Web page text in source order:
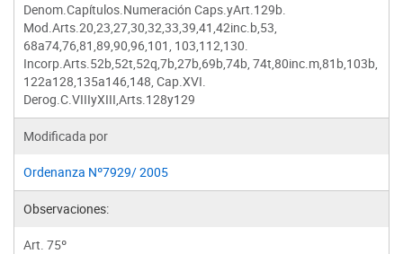
Denom.Capítulos.Numeración Caps.yArt.129b.
Mod.Arts.20,23,27,30,32,33,39,41,42inc.b,53,
68a74,76,81,89,90,96,101, 103,112,130.
Incorp.Arts.52b,52t,52q,7b,27b,69b,74b, 74t,80inc.m,81b,103b,
122a128,135a146,148, Cap.XVI.
Derog.C.VIIIyXIII,Arts.128y129
Modificada por
Ordenanza Nº7929/ 2005
Observaciones:
Art. 75º